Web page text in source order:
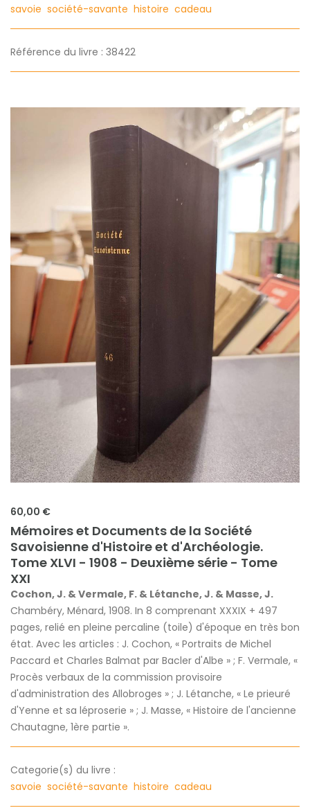
savoie société-savante histoire cadeau
Référence du livre : 38422
60,00 €
Mémoires et Documents de la Société
Savoisienne d'Histoire et d'Archéologie.
Tome XLVI - 1908 - Deuxième série - Tome
XXI
Cochon, J. & Vermale, F. & Létanche, J. & Masse, J.
Chambéry, Ménard, 1908. In 8 comprenant XXXIX + 497
pages, relié en pleine percaline (toile) d'époque en très bon
état. Avec les articles : J. Cochon, « Portraits de Michel
Paccard et Charles Balmat par Bacler d'Albe » ; F. Vermale, «
Procès verbaux de la commission provisoire
d'administration des Allobroges » ; J. Létanche, « Le prieuré
d'Yenne et sa léproserie » ; J. Masse, « Histoire de l'ancienne
Chautagne, 1ère partie ».
Categorie(s) du livre :
savoie société-savante histoire cadeau